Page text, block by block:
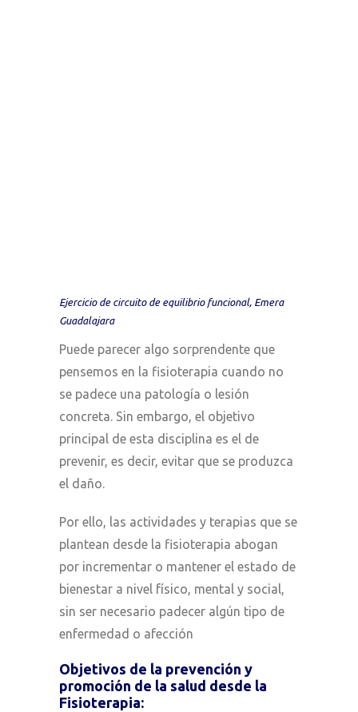
Ejercicio de circuito de equilibrio funcional, Emera
Guadalajara
Puede parecer algo sorprendente que
pensemos en la fisioterapia cuando no
se padece una patología o lesión
concreta. Sin embargo, el objetivo
principal de esta disciplina es el de
prevenir, es decir, evitar que se produzca
el daño.
Por ello, las actividades y terapias que se
plantean desde la fisioterapia abogan
por incrementar o mantener el estado de
bienestar a nivel físico, mental y social,
sin ser necesario padecer algún tipo de
enfermedad o afección
Objetivos de la prevención y
promoción de la salud desde la
Fisioterapia: